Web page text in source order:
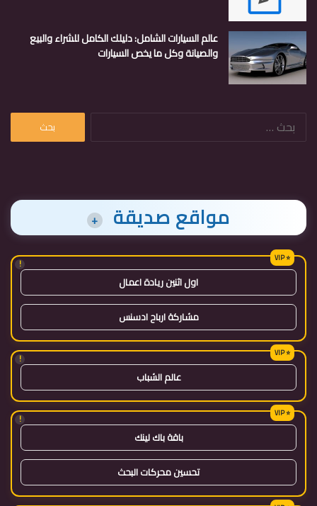
عالم السيارات الشامل: دليلك الكامل للشراء والبيع
والصيانة وكل ما يخص السيارات
البحث
مواقع صديقة +
!
اول اثنين ريادة اعمال
مشاركة ارباح ادسنس
!
عالم الشباب
!
باقة باك لينك
تحسين محركات البحث